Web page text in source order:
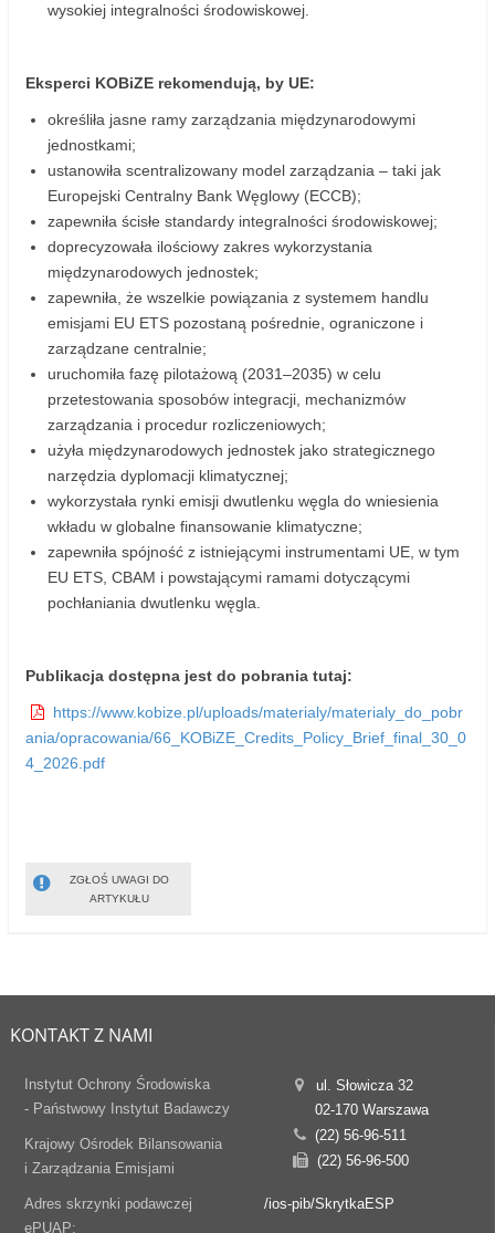
wysokiej integralności środowiskowej.
Eksperci KOBiZE rekomendują, by UE:
określiła jasne ramy zarządzania międzynarodowymi
jednostkami;
ustanowiła scentralizowany model zarządzania – taki jak
Europejski Centralny Bank Węglowy (ECCB);
zapewniła ścisłe standardy integralności środowiskowej;
doprecyzowała ilościowy zakres wykorzystania
międzynarodowych jednostek;
zapewniła, że wszelkie powiązania z systemem handlu
emisjami EU ETS pozostaną pośrednie, ograniczone i
zarządzane centralnie;
uruchomiła fazę pilotażową (2031–2035) w celu
przetestowania sposobów integracji, mechanizmów
zarządzania i procedur rozliczeniowych;
użyła międzynarodowych jednostek jako strategicznego
narzędzia dyplomacji klimatycznej;
wykorzystała rynki emisji dwutlenku węgla do wniesienia
wkładu w globalne finansowanie klimatyczne;
zapewniła spójność z istniejącymi instrumentami UE, w tym
EU ETS, CBAM i powstającymi ramami dotyczącymi
pochłaniania dwutlenku węgla.
Publikacja dostępna jest do pobrania tutaj:
https://www.kobize.pl/uploads/materialy/materialy_do_pobr
ania/opracowania/66_KOBiZE_Credits_Policy_Brief_final_30_0
4_2026.pdf
ZGŁOŚ UWAGI DO
ARTYKUŁU
KONTAKT Z NAMI
Instytut Ochrony Środowiska
- Państwowy Instytut Badawczy
Krajowy Ośrodek Bilansowania
i Zarządzania Emisjami
ul. Słowicza 32
02-170 Warszawa
(22) 56-96-511
(22) 56-96-500
Adres skrzynki podawczej
ePUAP:
/ios-pib/SkrytkaESP